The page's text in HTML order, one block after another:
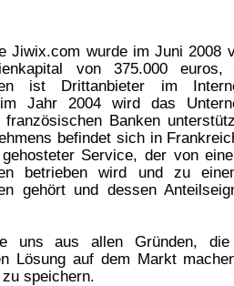
Jiwix.com wurde im Juni 2008
von 375.000 euros,
ist Drittanbieter im
Jahr 2004 wird das
französischen Banken
befindet sich in
Service, der von
betrieben wird und zu
gehört und dessen
uns aus allen Gründen,
Lösung auf dem Markt
speichern.